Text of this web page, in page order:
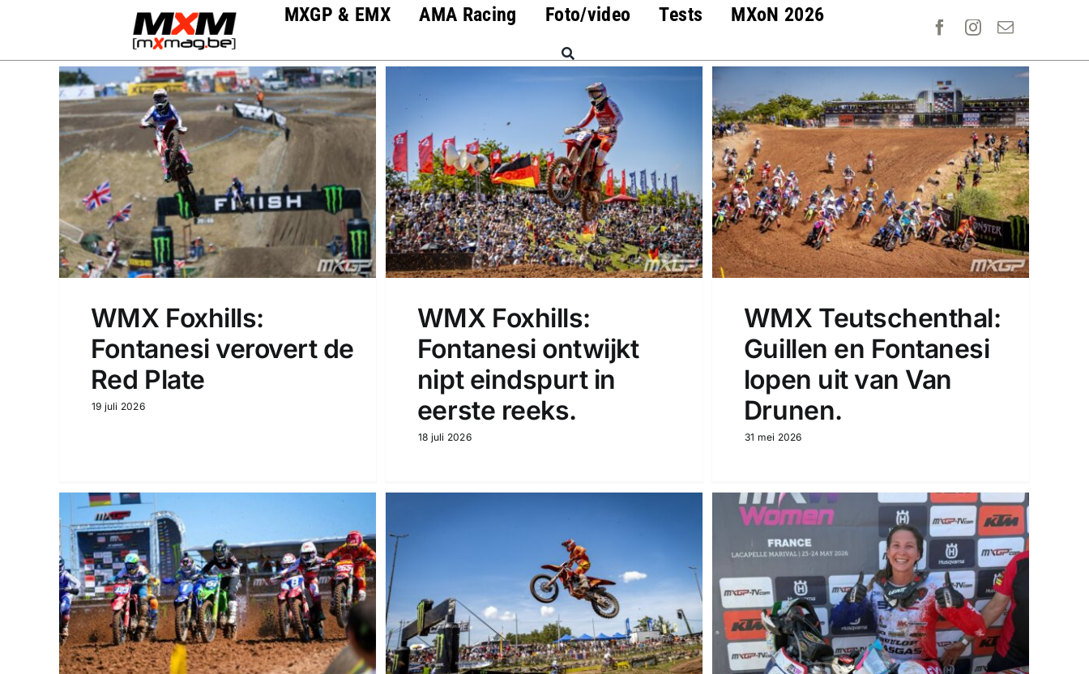
MXGP & EMX AMA Racing Foto/video Tests MXoN 2026
WMX Foxhills:
Fontanesi verovert de
Red Plate
19 juli 2026
WMX Foxhills:
Fontanesi ontwijkt
nipt eindspurt in
eerste reeks.
18 juli 2026
WMX Teutschenthal:
Guillen en Fontanesi
lopen uit van Van
Drunen.
31 mei 2026